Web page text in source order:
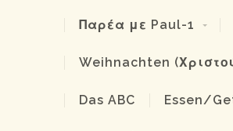
Παρέα με Paul-1
Weihnachten
Das ABC Essen/